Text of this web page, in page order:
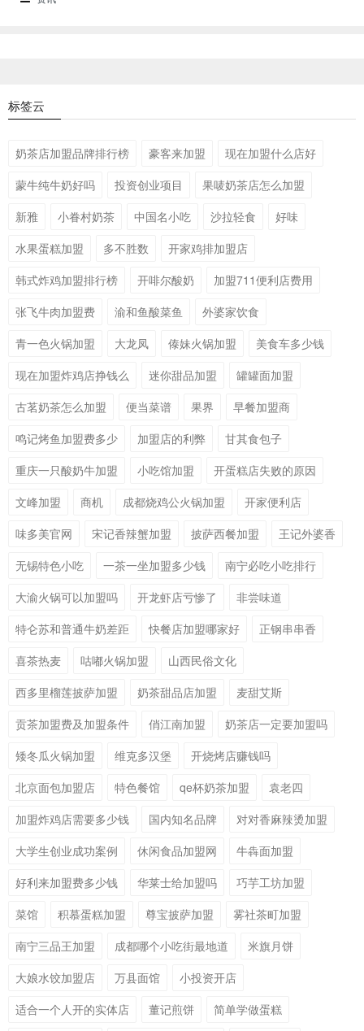
标签云
奶茶店加盟品牌排行榜 豪客来加盟
现在加盟什么店好
蒙牛纯牛奶好吗
投资创业项目
果唛奶茶店怎么加盟
新雅
小眷村奶茶 中国名小吃 沙拉轻食
好味
水果蛋糕加盟
多不胜数
开家鸡排加盟店
韩式炸鸡加盟排行榜
开啡尔酸奶
加盟711便利店费用
张飞牛肉加盟费
渝和鱼酸菜鱼
外婆家饮食
青一色火锅加盟
大龙凤 傣妹火锅加盟
美食车多少钱
现在加盟炸鸡店挣钱么
迷你甜品加盟
罐罐面加盟
古茗奶茶怎么加盟
便当菜谱 果界
早餐加盟商
鸣记烤鱼加盟费多少
加盟店的利弊
甘其食包子
重庆一只酸奶牛加盟
小吃馆加盟
开蛋糕店失败的原因
文峰加盟
商机 成都烧鸡公火锅加盟
开家便利店
味多美官网
宋记香辣蟹加盟 披萨西餐加盟
王记外婆香
无锡特色小吃
一茶一坐加盟多少钱
南宁必吃小吃排行
大渝火锅可以加盟吗
开龙虾店亏惨了
非尝味道
特仑苏和普通牛奶差距
快餐店加盟哪家好
正钢串串香
喜茶热麦
咕嘟火锅加盟
山西民俗文化
西多里榴莲披萨加盟
奶茶甜品店加盟
麦甜艾斯
贡茶加盟费及加盟条件
俏江南加盟
奶茶店一定要加盟吗
矮冬瓜火锅加盟
维克多汉堡
开烧烤店赚钱吗
北京面包加盟店
特色餐馆 qe杯奶茶加盟
袁老四
加盟炸鸡店需要多少钱
国内知名品牌
对对香麻辣烫加盟
大学生创业成功案例
休闲食品加盟网
牛犇面加盟
好利来加盟费多少钱
华莱士给加盟吗
巧芋工坊加盟
菜馆
积慕蛋糕加盟 尊宝披萨加盟
雾社茶町加盟
南宁三品王加盟
成都哪个小吃街最地道
米旗月饼
大娘水饺加盟店
万县面馆
小投资开店
适合一个人开的实体店
董记煎饼
简单学做蛋糕